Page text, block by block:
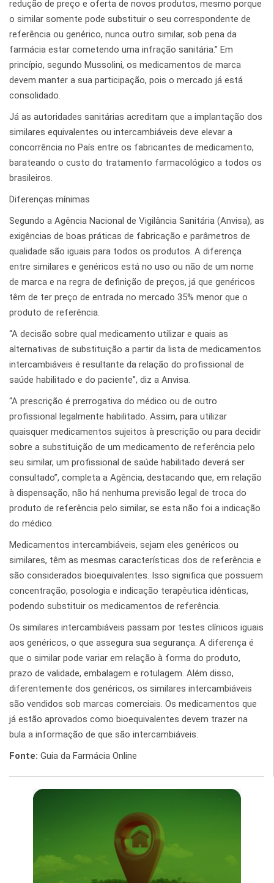
redução de preço e oferta de novos produtos, mesmo porque
o similar somente pode substituir o seu correspondente de
referência ou genérico, nunca outro similar, sob pena da
farmácia estar cometendo uma infração sanitária.” Em
princípio, segundo Mussolini, os medicamentos de marca
devem manter a sua participação, pois o mercado já está
consolidado.
Já as autoridades sanitárias acreditam que a implantação dos
similares equivalentes ou intercambiáveis deve elevar a
concorrência no País entre os fabricantes de medicamento,
barateando o custo do tratamento farmacológico a todos os
brasileiros.
Diferenças mínimas
Segundo a Agência Nacional de Vigilância Sanitária (Anvisa), as
exigências de boas práticas de fabricação e parâmetros de
qualidade são iguais para todos os produtos. A diferença
entre similares e genéricos está no uso ou não de um nome
de marca e na regra de definição de preços, já que genéricos
têm de ter preço de entrada no mercado 35% menor que o
produto de referência.
“A decisão sobre qual medicamento utilizar e quais as
alternativas de substituição a partir da lista de medicamentos
intercambiáveis é resultante da relação do profissional de
saúde habilitado e do paciente”, diz a Anvisa.
“A prescrição é prerrogativa do médico ou de outro
profissional legalmente habilitado. Assim, para utilizar
quaisquer medicamentos sujeitos à prescrição ou para decidir
sobre a substituição de um medicamento de referência pelo
seu similar, um profissional de saúde habilitado deverá ser
consultado”, completa a Agência, destacando que, em relação
à dispensação, não há nenhuma previsão legal de troca do
produto de referência pelo similar, se esta não foi a indicação
do médico.
Medicamentos intercambiáveis, sejam eles genéricos ou
similares, têm as mesmas características dos de referência e
são considerados bioequivalentes. Isso significa que possuem
concentração, posologia e indicação terapêutica idênticas,
podendo substituir os medicamentos de referência.
Os similares intercambiáveis passam por testes clínicos iguais
aos genéricos, o que assegura sua segurança. A diferença é
que o similar pode variar em relação à forma do produto,
prazo de validade, embalagem e rotulagem. Além disso,
diferentemente dos genéricos, os similares intercambiáveis
são vendidos sob marcas comerciais. Os medicamentos que
já estão aprovados como bioequivalentes devem trazer na
bula a informação de que são intercambiáveis.
Fonte: Guia da Farmácia Online